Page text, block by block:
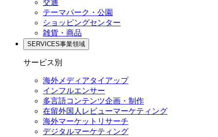
交通
テーマパーク・公園
ショッピングセンター
雑貨・商品
SERVICES事業領域
サービス別
海外メディアタイアップ
インフルエンサー
多言語コンテンツ企画・制作
在留外国⼈レビューマーケティング
海外マーケットリサーチ
デジタルマーケティング